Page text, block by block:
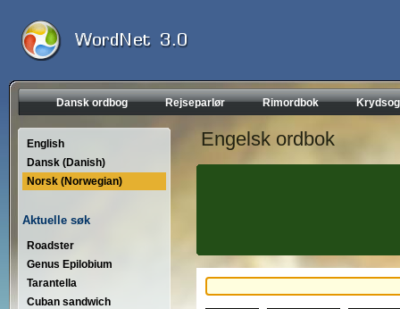
Dansk ordbog Rejseparlør Rimordbok
English
Dansk (Danish)
Norsk (Norwegian)
Aktuelle søk
Roadster
Genus Epilobium
Tarantella
Cuban sandwich
Engelsk ordbok